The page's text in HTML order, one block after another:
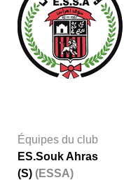
Équipes du club
ES.Souk Ahras
(S) (ESSA)